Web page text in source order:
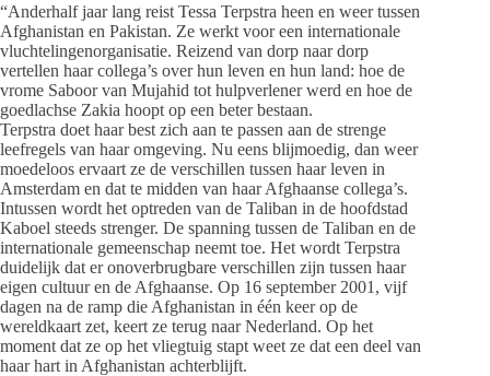
“Anderhalf jaar lang reist Tessa Terpstra heen en weer tussen
Afghanistan en Pakistan. Ze werkt voor een internationale
vluchtelingenorganisatie. Reizend van dorp naar dorp
vertellen haar collega’s over hun leven en hun land: hoe de
vrome Saboor van Mujahid tot hulpverlener werd en hoe de
goedlachse Zakia hoopt op een beter bestaan.
Terpstra doet haar best zich aan te passen aan de strenge
leefregels van haar omgeving. Nu eens blijmoedig, dan weer
moedeloos ervaart ze de verschillen tussen haar leven in
Amsterdam en dat te midden van haar Afghaanse collega’s.
Intussen wordt het optreden van de Taliban in de hoofdstad
Kaboel steeds strenger. De spanning tussen de Taliban en de
internationale gemeenschap neemt toe. Het wordt Terpstra
duidelijk dat er onoverbrugbare verschillen zijn tussen haar
eigen cultuur en de Afghaanse. Op 16 september 2001, vijf
dagen na de ramp die Afghanistan in één keer op de
wereldkaart zet, keert ze terug naar Nederland. Op het
moment dat ze op het vliegtuig stapt weet ze dat een deel van
haar hart in Afghanistan achterblijft.